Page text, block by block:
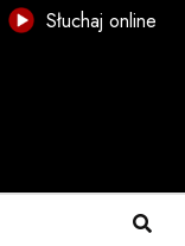
Słuchaj online